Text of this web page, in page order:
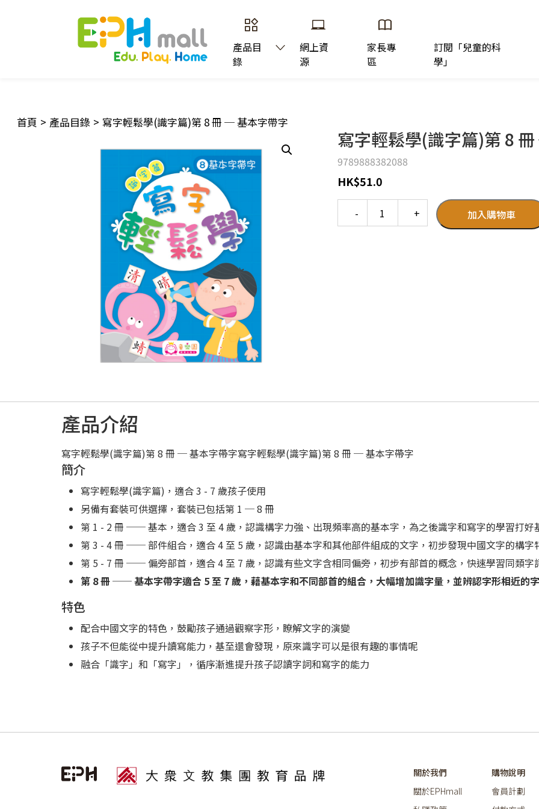
產品目
錄
網上資
源
家長專
區
訂閱「兒童的科
學」
首頁 > 產品目錄 > 寫字輕鬆學(識字篇)第 8 冊 ─ 基本字帶字
寫字輕鬆學(識字篇)第 8
9789888382088
HK$51.0
加入購物車
產品介紹
寫字輕鬆學(識字篇)第 8 冊 ─ 基本字帶字寫字輕鬆學(識字篇)第 8 冊 ─ 基本字帶字
簡介
寫字輕鬆學(識字篇)，適合 3 - 7 歲孩子使用
另備有套裝可供選擇，套裝已包括第 1 ─ 8 冊
第 1 - 2 冊 ── 基本，適合 3 至 4 歲，認識構字力強、出現頻率高的基本字，為之後識字和寫字的學習打好
第 3 - 4 冊 ── 部件組合，適合 4 至 5 歲，認識由基本字和其他部件組成的文字，初步發現中國文字的構字
第 5 - 7 冊 ── 偏旁部首，適合 4 至 7 歲，認識有些文字含相同偏旁，初步有部首的概念，快速學習同類字
第 8 冊 ── 基本字帶字適合 5 至 7 歲，藉基本字和不同部首的組合，大幅增加識字量，並辨認字形相近的字
特色
配合中國文字的特色，鼓勵孩子通過觀察字形，瞭解文字的演變
孩子不但能從中提升讀寫能力，基至還會發現，原來識字可以是很有趣的事情呢
融合「識字」和「寫字」，循序漸進提升孩子認讀字詞和寫字的能力
關於我們
關於EPHmall
購物說明
會員計劃